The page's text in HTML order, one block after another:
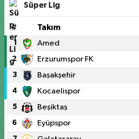
Süper Lig
# Takım
1 Amed
2 Erzurumspor FK
3 Başakşehir
4 Kocaelispor
5 Beşiktaş
6 Eyüpspor